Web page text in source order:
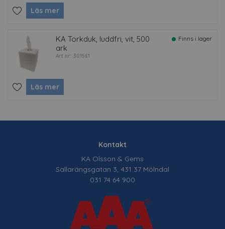
Läs mer
KA Torkduk, luddfri, vit, 500
ark
Art nr: 301561
Finns i lager
Läs mer
Kontakt
KA Olsson & Gems
Sallarängsgatan 3, 431 37 Mölndal
031 74 64 900